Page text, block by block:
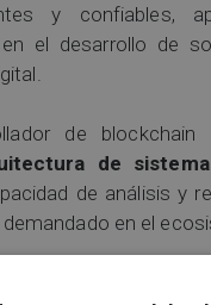
y confiables,
el desarrollo de
de
de
de análisis y
en el